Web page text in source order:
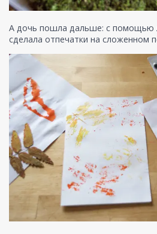
А дочь пошла дальше: с помощью
сделала отпечатки на сложенном